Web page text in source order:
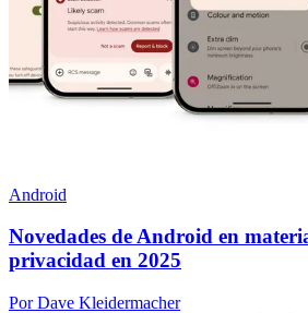
Android
Novedades de Android en
privacidad en 2025
Por Dave Kleidermacher